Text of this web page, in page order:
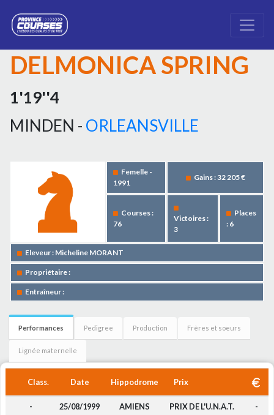
DELMONICA SPRING
1'19''4
MINDEN - ORLEANSVILLE
Femelle -
1991
Gains : 32 205 €
Courses :
76
Victoires :
3
Places
: 6
Eleveur : Micheline MORANT
Propriétaire :
Entraîneur :
Performances Pedigree Production Frères et soeurs
Lignée maternelle
Class. Date Hippodrome Prix
- 25/08/1999 AMIENS PRIX DE L'U.N.A.T. -